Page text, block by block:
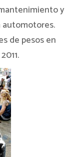
y
de pesos en